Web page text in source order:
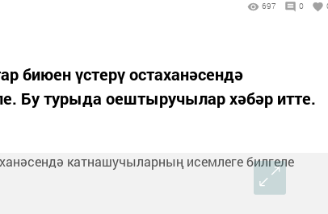
697 0
биюен үстерү остаханәсендә
Бу турыда оештыручылар хәбәр итте.